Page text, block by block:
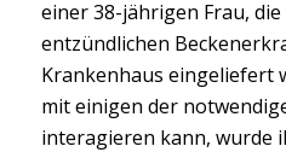
einer 38-jährigen Frau,
entzündlichen
Krankenhaus eingeliefert
mit einigen der
interagieren kann, wurde